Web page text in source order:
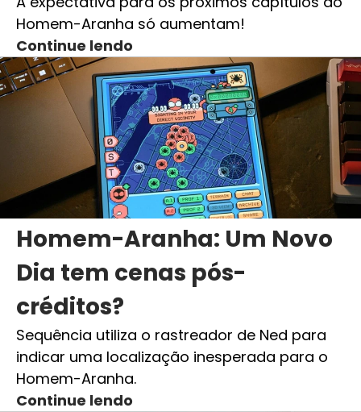
Homem-Aranha só aumentam!
Continue lendo
Homem-Aranha: Um Novo
Dia tem cenas pós-
créditos?
Sequência utiliza o rastreador de Ned para
indicar uma localização inesperada para o
Homem-Aranha.
Continue lendo